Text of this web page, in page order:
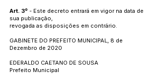
Art. 3º - Este decreto entrará em vigor na data de
sua publicação,
revogada as disposições em contrário.
GABINETE DO PREFEITO MUNICIPAL, 8 de
Dezembro de 2020
EDERALDO CAETANO DE SOUSA
Prefeito Municipal